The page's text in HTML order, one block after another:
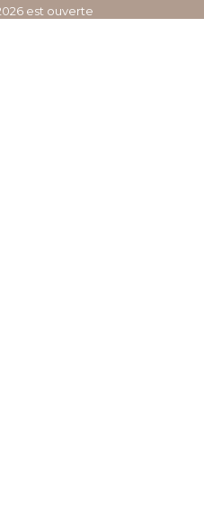
est ouverte